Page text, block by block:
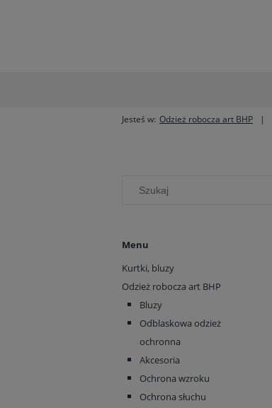
Jesteś w: Odzież robocza art BHP
Menu
Kurtki, bluzy
Odzież robocza art BHP
Bluzy
Odblaskowa odzież
ochronna
Akcesoria
Ochrona wzroku
Ochrona słuchu